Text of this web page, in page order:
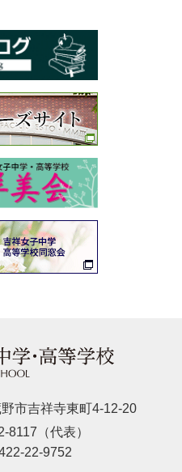
市吉祥寺東町4-12-20
8117（代表）
22-9752